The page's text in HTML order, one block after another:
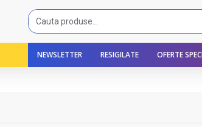
NEWSLETTER RESIGILATE OFERTE